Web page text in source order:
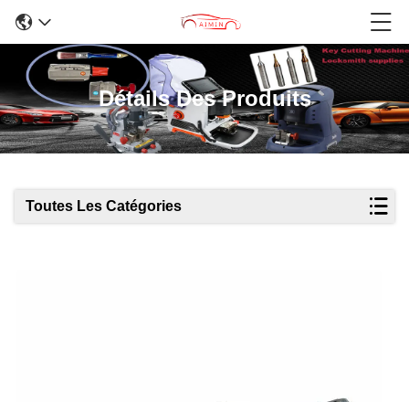
Détails Des Produits
Toutes Les Catégories